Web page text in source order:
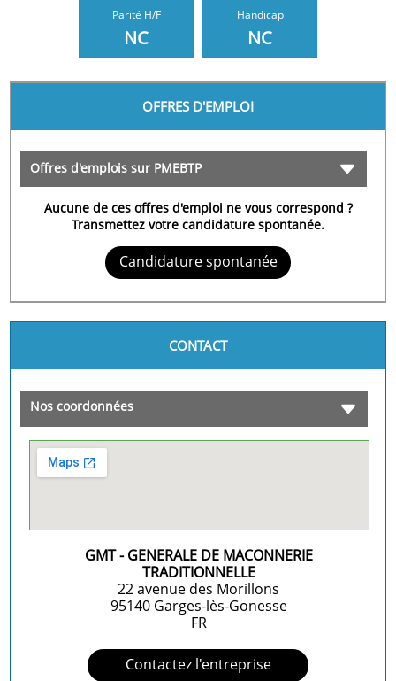
NC NC
OFFRES D'EMPLOI
Offres d'emplois sur PMEBTP
Aucune de ces offres d'emploi ne vous correspond ?
Transmettez votre candidature spontanée.
Candidature spontanée
CONTACT
Nos coordonnées
GMT - GENERALE DE MACONNERIE
TRADITIONNELLE
22 avenue des Morillons
95140 Garges-lès-Gonesse
FR
Contactez l'entreprise